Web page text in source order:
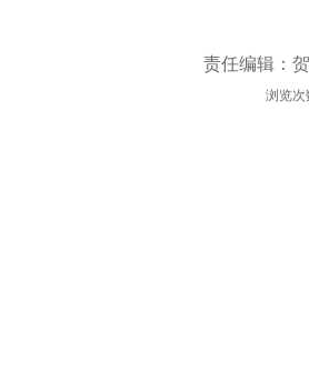
责任编辑：
浏览次